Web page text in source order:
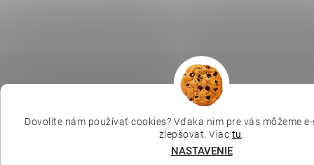
Dovolíte nám používať cookies? Vďaka nim pre vás môžeme
zlepšovat. Viac tu
NASTAVENIE